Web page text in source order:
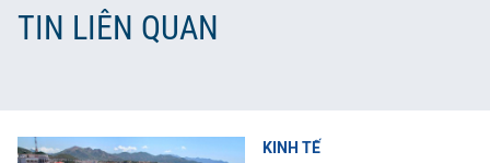
TIN LIÊN QUAN
KINH TẾ